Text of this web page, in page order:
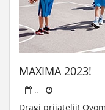
MAXIMA 2023!
..
Dragi prijatelji!